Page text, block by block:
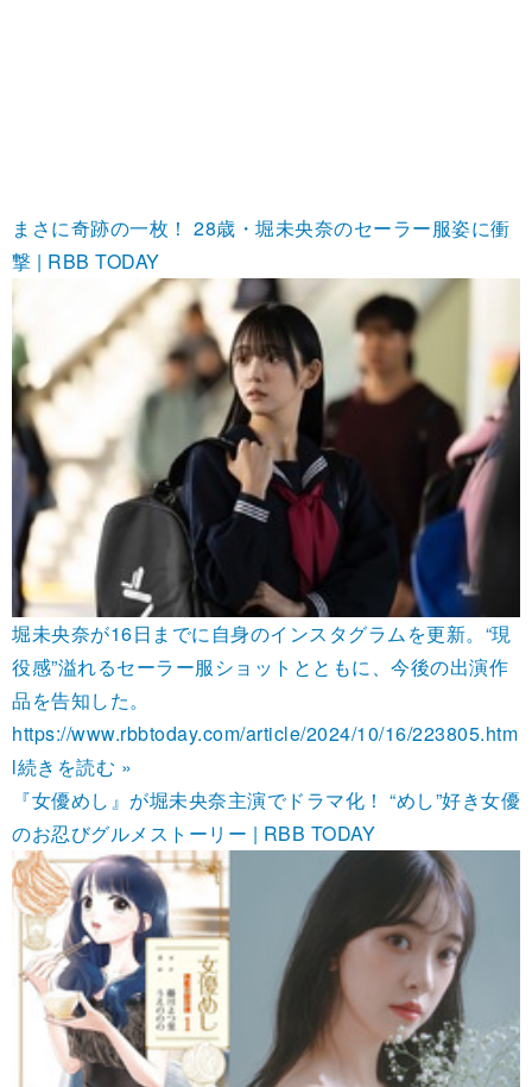
まさに奇跡の一枚！ 28歳・堀未央奈のセーラー服姿に衝
撃 | RBB TODAY
堀未央奈が16日までに自身のインスタグラムを更新。“現
役感”溢れるセーラー服ショットとともに、今後の出演作
品を告知した。
https://www.rbbtoday.com/article/2024/10/16/223805.htm
l続きを読む »
『女優めし』が堀未央奈主演でドラマ化！ “めし”好き女優
のお忍びグルメストーリー | RBB TODAY